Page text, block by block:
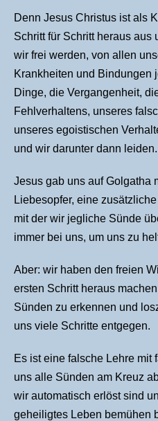
Denn Jesus Christus ist als
Schritt für Schritt heraus aus
wir frei werden, von allen
Krankheiten und Bindungen
Dinge, die Vergangenheit,
Fehlverhaltens, unseres
unseres egoistischen
und wir darunter dann leiden.
Jesus gab uns auf Golgatha
Liebesopfer, eine
mit der wir jegliche Sünde
immer bei uns, um uns zu
Aber: wir haben den freien
ersten Schritt heraus
Sünden zu erkennen und
uns viele Schritte entgegen.
Es ist eine falsche Lehre mit
uns alle Sünden am Kreuz
wir automatisch erlöst sind
geheiligtes Leben bemühen